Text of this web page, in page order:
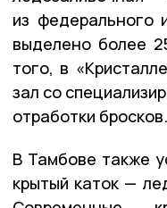
из федерального
выделено более
того, в
зал со
отработки бросков.
В Тамбове также
крытый каток —